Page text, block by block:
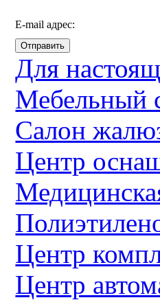
E-mail адрес:
Отправить
Для
Мебельный
Салон
Центр
Центр
Центр